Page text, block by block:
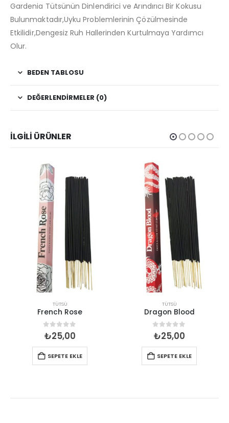
Gardenia Tütsünün Dinlendirici ve Arındırıcı Bir Kokusu
Bulunmaktadır,Uyku Problemlerinin Çözülmesinde
Etkilidir,Dengesiz Ruh Hallerinden Kurtulmaya Yardımcı
Olur.
BEDEN TABLOSU
DEĞERLENDIRMELER (0)
İLGILI ÜRÜNLER
TÜTSÜ
French Rose
0 out of 5
₺25,00
SEPETE EKLE
TÜTSÜ
Dragon Blood
0 out of 5
₺25,00
SEPETE EKLE